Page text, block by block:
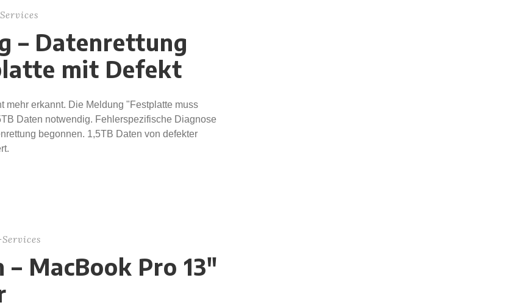
– Datenrettung
mit Defekt
mehr erkannt. Die Meldung "Festplatte muss
Daten notwendig. Fehlerspezifische Diagnose
begonnen. 1,5TB Daten von defekter
MacBook Pro 13″